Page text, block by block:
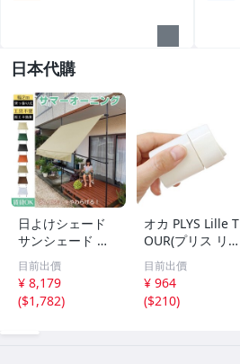
日本代購
日よけシェード
サンシェード 庭
オーニング シェ
ード オーニング
テント 2m ター
プ つっぱり 突っ
目前出價
¥ 8,179
($1,782)
オカ PLYS Lille T
OUR(プリス リレ
ッツァ) トラベル
ボトル Mサイズ
容量約40ml (ホワ
イト)
目前出價
¥ 964
($210)